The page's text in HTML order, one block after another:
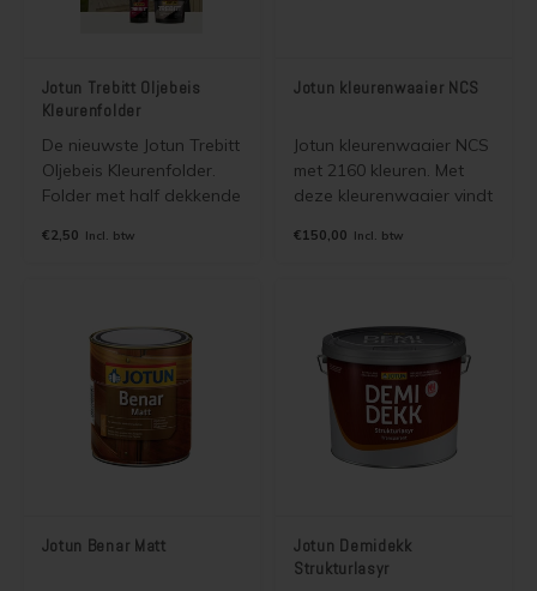
Jotun Trebitt Oljebeis
Kleurenfolder
De nieuwste Jotun Trebitt
Oljebeis Kleurenfolder.
Folder met half dekkende
Jotun Trebitt Oljebeis en
brievenbuspost.
€2,50 Incl. btw
Jotun kleurenwaaier NCS
Jotun kleurenwaaier NCS
met 2160 kleuren. Met
deze kleurenwaaier vindt
schildersklus. De kleuren
muurverven en beitsen.
€150,00 Incl. btw
Jotun Benar Matt
Jotun Demidekk
Strukturlasyr